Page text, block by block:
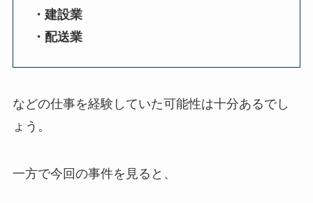
・建設業
・配送業
などの仕事を経験していた可能性は十分あるでし
ょう。
一方で今回の事件を見ると、